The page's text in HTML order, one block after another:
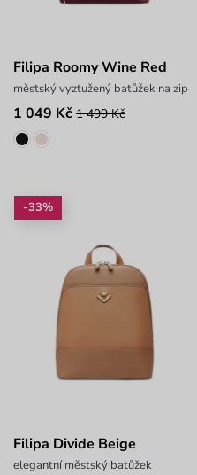
Filipa Roomy Wine Red
městský vyztužený batůžek na zip
1 049 Kč 1 499 Kč
-33%
Filipa Divide Beige
elegantní městský batůžek